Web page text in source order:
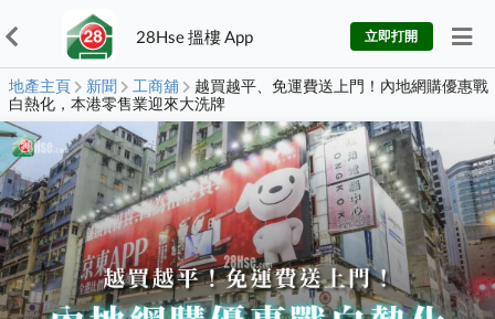
28Hse 搵樓 App 立即打開
地產主頁 新聞 工商舖
越買越平、免運費送上門！內地網購優惠戰
白熱化，本港零售業迎來大洗牌